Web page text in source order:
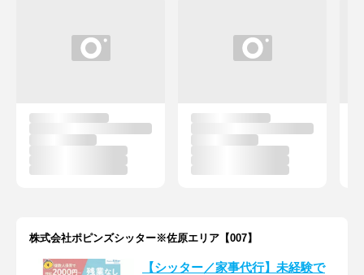
株式会社ポピンズシッター※佐原エリア【007】
【シッター／家事代行】未経験で